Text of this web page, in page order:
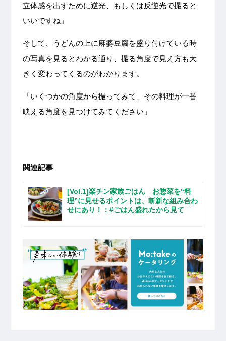
立体感を出すために逆光、もしくは反逆光で撮ると
いいですね」
そして、うどんの上に麻婆豆腐を盛り付けている時
の写真を見るとわかる通り、撮る角度で見え方も大
きく変わってくるのがわかります。
「いくつかの角度から撮ってみて、その料理が一番
映える角度を見つけてみてください」
関連記事
[Vol.1]楽チン家族ごはん お惣菜を“料
理”に見せるポイントは、斬新な組み合わ
せにあり！：#ごはん盛れたから見て